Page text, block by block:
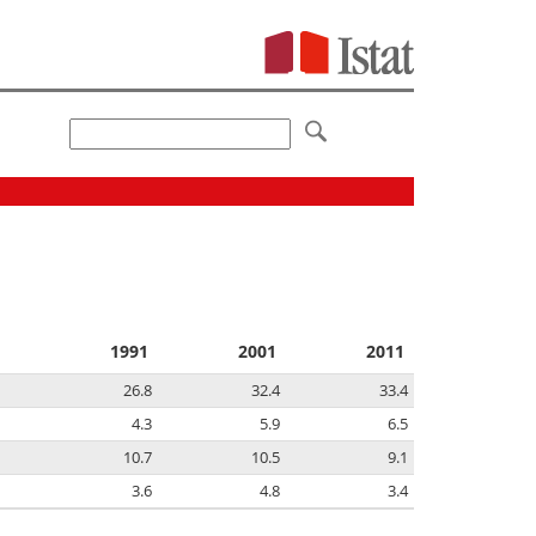
1991 2001 2011
26.8 32.4
33.4
4.3
5.9
6.5
10.7
10.5
9.1
3.6
4.8 3.4